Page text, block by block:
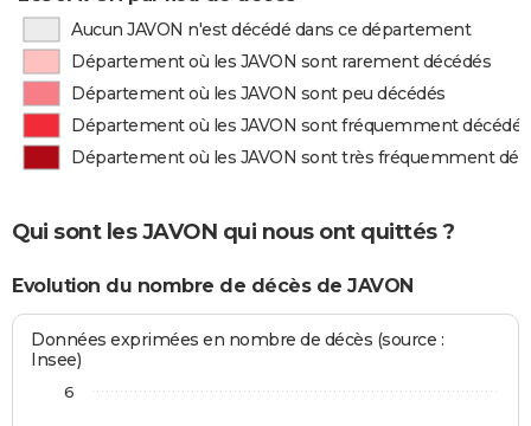
Aucun JAVON n'est décédé dans ce département
Département où les JAVON sont rarement décédés
Département où les JAVON sont peu décédés
Département où les JAVON sont fréquemment décédés
Département où les JAVON sont très fréquemment
Qui sont les JAVON qui nous ont quittés ?
Evolution du nombre de décès de JAVON
Données exprimées en nombre de décès (source :
Insee)
6